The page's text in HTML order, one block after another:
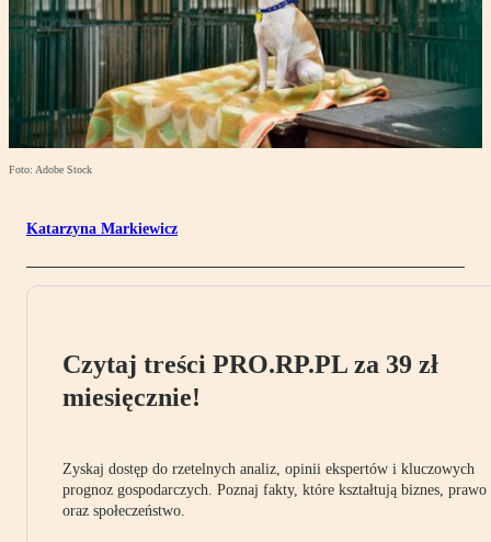
Foto: Adobe Stock
Katarzyna Markiewicz
Czytaj treści PRO.RP.PL za 39 zł
miesięcznie!
Zyskaj dostęp do rzetelnych analiz, opinii ekspertów i kluczowych
prognoz gospodarczych. Poznaj fakty, które kształtują biznes, prawo
oraz społeczeństwo.